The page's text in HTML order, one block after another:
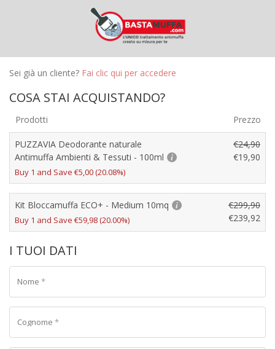
Sei già un cliente? Fai clic qui per accedere
COSA STAI ACQUISTANDO?
Prodotti Prezzo
PUZZAVIA Deodorante naturale
Antimuffa Ambienti & Tessuti - 100ml
Buy 1 and Save €5,00(20.08%)
€24,90
€19,90
Kit Bloccamuffa ECO+ - Medium 10mq
Buy 1 and Save €59,98(20.00%)
€299,90
€239,92
I TUOI DATI
Nome *
Cognome *